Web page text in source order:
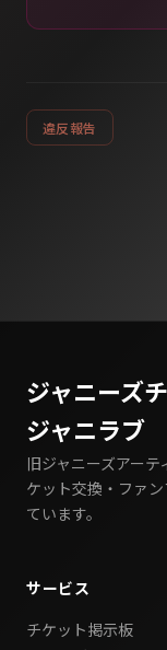
違反報告
ジャニーズ
ジャニラブ
旧ジャニーズアー
ケット交換・ファ
ています。
サービス
チケット掲示板